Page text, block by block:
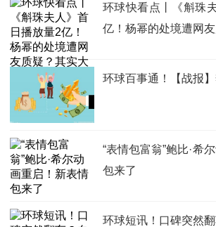
环球快看点丨《斛珠
亿！杨幂的处境遭网
环球百事通！【战报
“表情包富翁”鲍比·希
包来了
环球短讯！口碑突然